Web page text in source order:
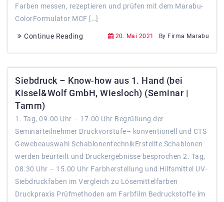
Farben messen, rezeptieren und prüfen mit dem Marabu-
ColorFormulator MCF […]
Continue Reading 20. Mai 2021 By Firma Marabu
Siebdruck – Know-how aus 1. Hand (bei
Kissel&Wolf GmbH, Wiesloch) (Seminar |
Tamm)
1. Tag, 09.00 Uhr – 17.00 Uhr Begrüßung der
Seminarteilnehmer Druckvorstufe– konventionell und CTS
Gewebeauswahl SchablonentechnikErstellte Schablonen
werden beurteilt und Druckergebnisse besprochen 2. Tag,
08.30 Uhr – 15.00 Uhr Farbherstellung und Hilfsmittel UV-
Siebdruckfaben im Vergleich zu Lösemittelfarben
Druckpraxis Prüfmethoden am Farbfilm Bedruckstoffe im